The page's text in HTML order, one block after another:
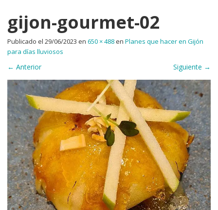
gijon-gourmet-02
Publicado el 29/06/2023 en 650 × 488en Planes que hacer en Gijón
para días lluviosos
← Anterior Siguiente →